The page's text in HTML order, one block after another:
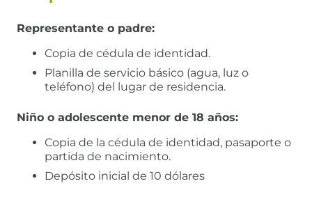
Representante o padre:
Copia de cédula de identidad.
Planilla de servicio básico (agua, luz o
teléfono) del lugar de residencia.
Niño o adolescente menor de 18 años:
Copia de la cédula de identidad, pasaporte o
partida de nacimiento.
Depósito inicial de 10 dólares